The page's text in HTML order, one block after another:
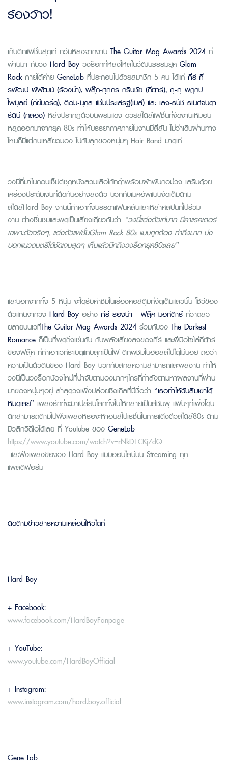
ร้องว้าว!
เก็บตกแฟชั่นสุดเท่ ควันหลงจากงาน The Guitar Mag Awards 2024 ที่
ผ่านมา กับวง Hard Boy วงร็อกที่หลงใหลในวัฒนธรรมยุค Glam
Rockภายใต้ค่าย GeneLab ที่ประกอบไปด้วยสมาชิก 5 คน ได้แก่ ภีร์-ภี
รพัฒน์ ผู้พัฒน์ (ร้องนำ), ฟลุ๊ค-ศุภกร กรินชัย (กีตาร์), ภู-ภู พฤกษ์
ไพบูลย์ (คีย์บอร์ด), ต้อม-นุกูล แช่มประเสริฐ(เบส) และ เล้ง-ธนัช ธเนศจินดา
รัตน์ (กลอง) หลังปรากฏตัวบนพรมแดง ด้วยสไตล์แฟชั่นที่จัดจ้านเหมือน
หลุดออกมาจากยุค 80s ทำให้บรรยากาศภายในงานมีสีสัน ไม่ว่าเดินผ่านทาง
ไหนก็มีแต่คนเหลียวมอง ไปกับลุคของหนุ่มๆ Hair Band มาดเท่
วงนี้ที่มาในคอนเซ็ปต์ชุดหนังสวมเสื้อโค้ทดำพร้อมผ้าพันคอม่วง เสริมด้วย
เครื่องประดับเงินที่ตัดกันอย่างลงตัว บวกกับเมคอัพแบบจัดเต็มตาม
สไตล์Hard Boy งานนี้ทำเอาทั้งบรรดาแฟนคลับและเหล่าศิลปินที่ไปร่วม
งาน ต่างชื่นชมและพูดเป็นเสียงเดียวกันว่า “วงนี้แต่งตัวเท่มาก มีคาแรคเตอร์
เฉพาะตัวจริงๆ, แต่งตัวแฟชั่นGlam Rock 80s แบบถูกต้องทำถึงมาก บ่ง
บอกแนวดนตรีได้ชัดเจนสุดๆ เห็นแล้วนึกถึงวงร็อกยุค80sเลย”
และนอกจากทั้ง 5 หนุ่ม จะได้รับคำชมในเรื่องคอสตูมที่จัดเต็มแล้วนั้น โชว์ของ
ตัวแทนจากวง Hard Boy อย่าง ภีร์ ร้องนำ - ฟลุ๊ค มือกีต้าร์ ที่วาดลว
ยลายบนเวทีThe Guitar Mag Awards 2024 ร่วมกับวง The Darkest
Romance ก็เป็นที่พูดถึงเช่นกัน กับพลังเสียงสูงของภีร์ และฝีมือโซโล่กีต้าร์
ของฟลุ๊ค ที่ทำเอาเวทีระเบิดแทบลุกเป็นไฟ ตกผู้ชมในฮอลล์ไปได้ไม่น้อย ถือว่า
ความเป็นตัวตนของ Hard Boy บวกกับสกิลความสามารถและผลงาน ทำให้
วงนี้เป็นวงร็อกน้องใหม่ที่น่าจับตามองมากๆใครที่กำลังตามหาผลงานที่ผ่าน
มาของหนุ่มๆอยู่ ล่าสุดวงเพิ่งปล่อยซิงเกิลที่มีชื่อว่า “เธอทำให้ฉันลืมเขาได้
หมดเลย” เพลงรักที่จะมาเปลี่ยนโลกทั้งใบให้กลายเป็นสีชมพู แฟนๆที่เพิ่งโดน
ตกสามารถตามไปฟังเพลงหรือจะหาอินสไปเรชั่นในการแต่งตัวสไตล์80s ตาม
มิวสิกวิดีโอได้เลย ที่ Youtube ของ GeneLab
https://www.youtube.com/watch?v=rNkD1CKj7dQ
และฟังเพลงของวง Hard Boy แบบออนไลน์บน Streaming ทุก
แพลตฟอร์ม
ติดตามข่าวสารความเคลื่อนไหวได้ที่
Hard Boy
+ Facebook:
www.facebook.com/HardBoyFanpage
+ YouTube:
www.youtube.com/HardBoyOfficial
+ Instagram:
www.instagram.com/hard.boy.official